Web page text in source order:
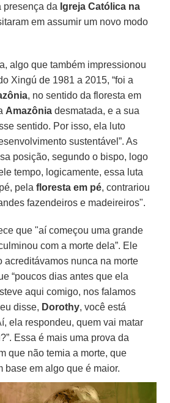
presença da Igreja Católica na
em assumir um novo modo
algo que também impressionou
Xingú de 1981 a 2015, “foi a
, no sentido da floresta em
Amazônia desmatada, e a sua
sentido. Por isso, ela luto
sustentável”. As
posição, segundo o bispo, logo
tempo, logicamente, essa luta
pelafloresta em pé, contrariou
fazendeiros e madeireiros".
que "aí começou uma grande
com a morte dela”. Ele
acreditávamos nunca na morte
“poucos dias antes que ela
aqui comigo, nos falamos
disse, Dorothy, você está
ela respondeu, quem vai matar
Essa é mais uma prova da
que não temia a morte, que
base em algo que é maior.